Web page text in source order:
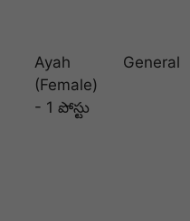
Ayah
(Female)
- 1 పోస్టు
General